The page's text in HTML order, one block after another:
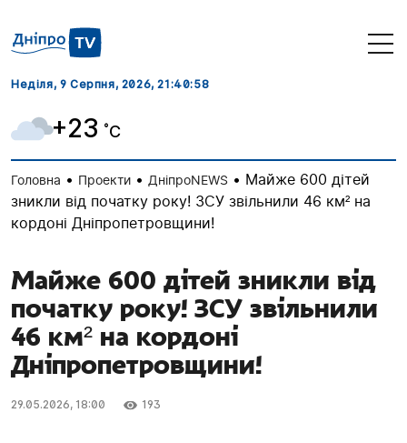
Неділя, 9 Серпня, 2026, 21:40:58
+23 ˚C
Головна • Проекти • ДніпроNEWS • Майже 600 дітей
зникли від початку року! ЗСУ звільнили 46 км² на
кордоні Дніпропетровщини!
Майже 600 дітей зникли від
початку року! ЗСУ звільнили
46 км² на кордоні
Дніпропетровщини!
29.05.2026, 18:00 193